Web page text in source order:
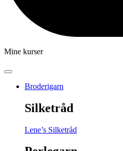
Mine kurser
Broderigarn
Silketråd
Lene’s Silketråd